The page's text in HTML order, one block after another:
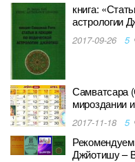
книга:
астрологии
2017-09-26 5
Самватсара
мироздании
2017-11-18 5
Джйотишу –